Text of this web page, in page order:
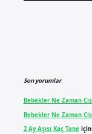
Son yorumlar
Bebekler Ne Zaman
Bebekler Ne Zaman
2 Ay Aşısı Kaç Taneiçin